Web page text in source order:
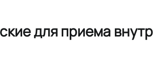
для приема